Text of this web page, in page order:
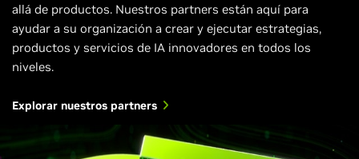
allá de productos. Nuestros partners están aquí para
ayudar a su organización a crear y ejecutar estrategias,
productos y servicios de IA innovadores en todos los
niveles.
Explorar nuestros partners